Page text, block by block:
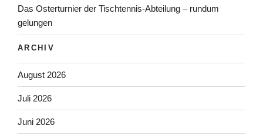
Das Osterturnier der Tischtennis-Abteilung – rundum
gelungen
ARCHIV
August 2026
Juli 2026
Juni 2026